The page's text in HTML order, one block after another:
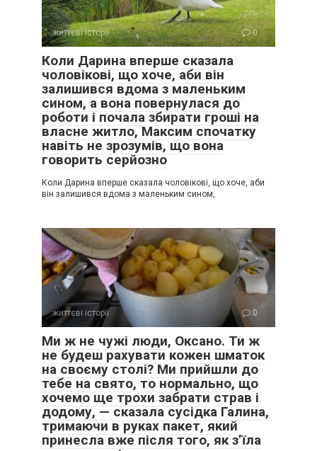
життєві історії 0
Коли Дарина вперше сказала
чоловікові, що хоче, аби він
залишився вдома з маленьким
сином, а вона повернулася до
роботи і почала збирати гроші на
власне житло, Максим спочатку
навіть не зрозумів, що вона
говорить серйозно
Коли Дарина вперше сказала чоловікові, що хоче, аби
він залишився вдома з маленьким сином,
життєві історії 0
Ми ж не чужі люди, Оксано. Ти ж
не будеш рахувати кожен шматок
на своєму столі? Ми прийшли до
тебе на свято, то нормально, що
хочемо ще трохи забрати страв і
додому, — сказала сусідка Галина,
тримаючи в руках пакет, який
принесла вже після того, як з’їла